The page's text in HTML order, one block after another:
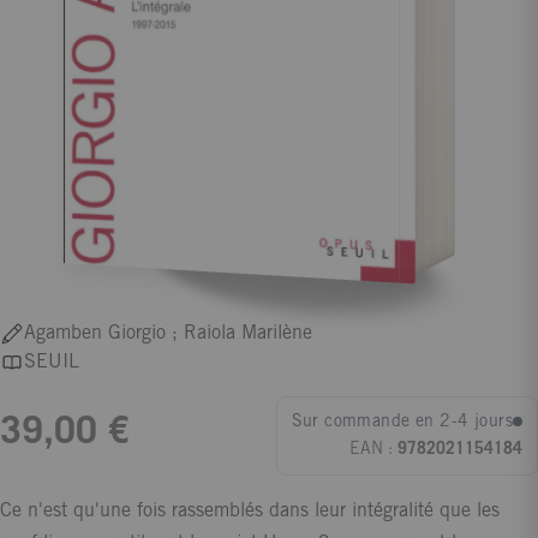
Agamben Giorgio ; Raiola Marilène
SEUIL
39,00 €
Sur commande en 2-4 jours
EAN : 9782021154184
Ce n'est qu'une fois rassemblés dans leur intégralité que les